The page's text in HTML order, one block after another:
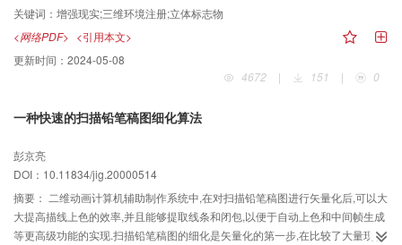
三维注册方法.该方法只需要一个彩色CCD摄像机就可以完成三维环境注册,并且
不需要进行复杂的图象处理运算.这种新方法能够有效简化注册系统和算法,并且
能消除使用多个传感器的配合误差.
关键词： 增强现实;三维环境注册;立体标志物
<网络PDF> <引用本文>
更新时间： 2024-05-08
4672
| 151 | 0
一种快速的扫描铅笔稿图细化算法
彭京亮
DOI：10.11834/jig.20000514
摘要： 二维动画计算机辅助制作系统中,在对扫描铅笔稿图进行矢量化后,可以大
大提高描线上色的效率,并且能够提取线条和闭包,以便于自动上色和中间帧生成
等更高级功能的实现.扫描铅笔稿图的细化是矢量化的第一步,在比较了大量现存